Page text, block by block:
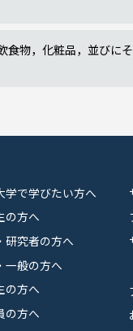
物，化粧品，並びにそ
学で学びたい方へ
の方へ
研究者の方へ
一般の方へ
の方へ
の方へ